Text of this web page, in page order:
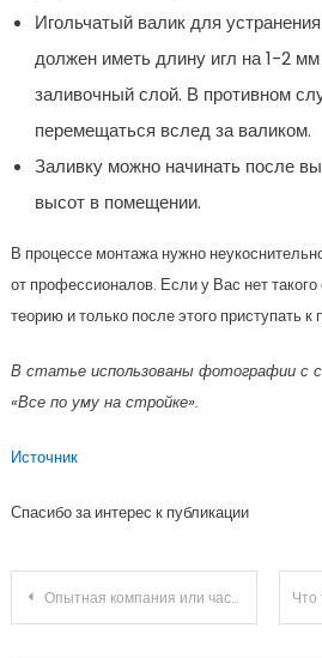
Игольчатый валик для
должен иметь длину игл на 1-2
заливочный слой. В противном
перемещаться вслед за валиком.
Заливку можно начинать после
высот в помещении.
В процессе монтажа нужно
от профессионалов. Если у Вас нет
теорию и только после этого приступать к
В статье использованы фотографии с
«Все по уму на стройке».
Источник
Спасибо за интерес к публикации
Навигация
Опытная компания или частный прораб?